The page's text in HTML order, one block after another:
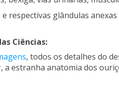
respectivas glândulas anexas
Ciências:
, todos os detalhes do
, a estranha anatomia dos